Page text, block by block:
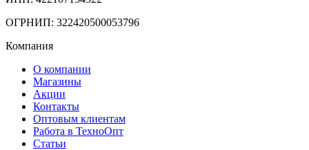
ОГРНИП: 322420500053796
Компания
О компании
Магазины
Акции
Контакты
Оптовым клиентам
Работа в ТехноОпт
Статьи